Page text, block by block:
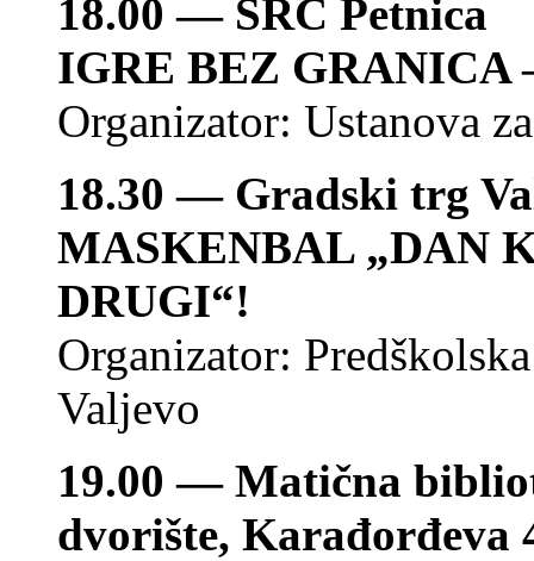
18.00 — SRC Petnica
IGRE BEZ GRANICA
Organizator: Ustanova
18.30 — Gradski trg
MASKENBAL „DAN
DRUGI“!
Organizator:
Valjevo
19.00 — Matična
dvorište, Karađorđeva